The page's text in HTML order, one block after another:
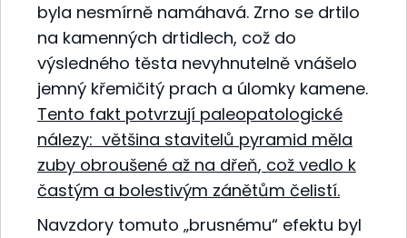
byla nesmírně namáhavá. Zrno se drtilo
na kamenných drtidlech, což do
výsledného těsta nevyhnutelně vnášelo
jemný křemičitý prach a úlomky kamene.
Tento fakt potvrzují paleopatologické
nálezy: většina stavitelů pyramid měla
zuby obroušené až na dřeň, což vedlo k
častým a bolestivým zánětům čelistí.
Navzdory tomuto „brusnému“ efektu byl